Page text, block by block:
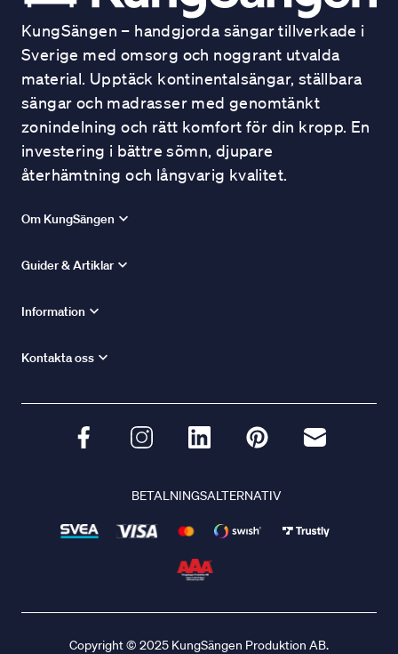
KungSängen – handgjorda sängar tillverkade i
Sverige med omsorg och noggrant utvalda
material. Upptäck kontinentalsängar, ställbara
sängar och madrasser med genomtänkt
zonindelning och rätt komfort för din kropp. En
investering i bättre sömn, djupare
återhämtning och långvarig kvalitet.
Om KungSängen
Guider & Artiklar
Information
Kontakta oss
BETALNINGSALTERNATIV
Copyright © 2025 KungSängen Produktion AB.